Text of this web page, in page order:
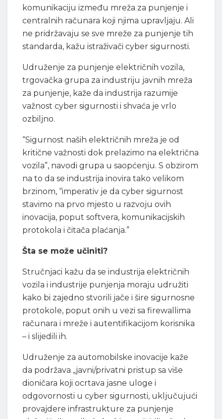
komunikaciju između mreža za punjenje i
centralnih računara koji njima upravljaju. Ali
ne pridržavaju se sve mreže za punjenje tih
standarda, kažu istraživači cyber sigurnosti.
Udruženje za punjenje električnih vozila,
trgovačka grupa za industriju javnih mreža
za punjenje, kaže da industrija razumije
važnost cyber sigurnosti i shvaća je vrlo
ozbiljno.
“Sigurnost naših električnih mreža je od
kritične važnosti dok prelazimo na električna
vozila”, navodi grupa u saopćenju. S obzirom
na to da se industrija inovira tako velikom
brzinom, “imperativ je da cyber sigurnost
stavimo na prvo mjesto u razvoju ovih
inovacija, poput softvera, komunikacijskih
protokola i čitača plaćanja.”
Šta se može učiniti?
Stručnjaci kažu da se industrija električnih
vozila i industrije punjenja moraju udružiti
kako bi zajedno stvorili jače i šire sigurnosne
protokole, poput onih u vezi sa firewallima
računara i mreže i autentifikacijom korisnika
– i slijedili ih.
Udruženje za automobilske inovacije kaže
da podržava „javni/privatni pristup sa više
dioničara koji ocrtava jasne uloge i
odgovornosti u cyber sigurnosti, uključujući
provajdere infrastrukture za punjenje